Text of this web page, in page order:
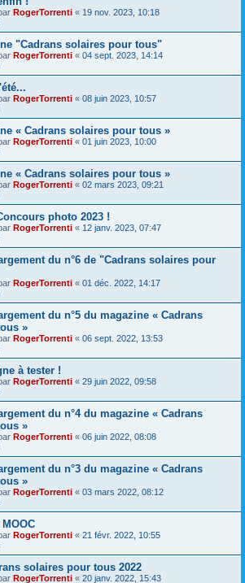
RogerTorrenti « 19 nov. 2023, 10:18
"Cadrans solaires pour tous"
RogerTorrenti « 04 sept. 2023, 14:14
RogerTorrenti « 08 juin 2023, 10:57
« Cadrans solaires pour tous »
RogerTorrenti « 01 juin 2023, 10:00
« Cadrans solaires pour tous »
RogerTorrenti « 02 mars 2023, 09:21
photo 2023 !
RogerTorrenti « 12 janv. 2023, 07:47
du n°6 de "Cadrans solaires pour
RogerTorrenti « 01 déc. 2022, 14:17
du n°5 du magazine « Cadrans
»
RogerTorrenti « 06 sept. 2022, 13:53
à tester !
RogerTorrenti « 29 juin 2022, 09:58
du n°4 du magazine « Cadrans
»
RogerTorrenti « 06 juin 2022, 08:08
du n°3 du magazine « Cadrans
»
RogerTorrenti « 03 mars 2022, 08:12
RogerTorrenti « 21 févr. 2022, 10:55
solaires pour tous 2022
RogerTorrenti « 20 janv. 2022, 15:43